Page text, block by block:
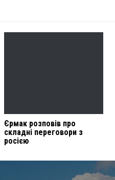
Єрмак розповів про
складні переговори з
росією